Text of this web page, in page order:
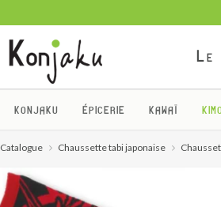
Le
KONJAKU ÉPICERIE KAWAÏ
Catalogue Chaussette tabi japonaise